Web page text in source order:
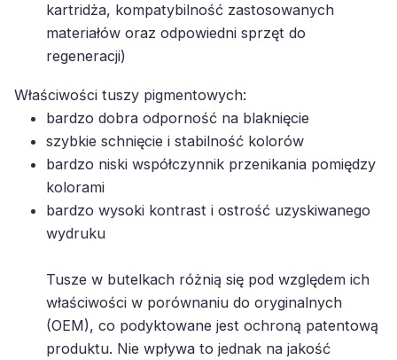
kartridża, kompatybilność zastosowanych
materiałów oraz odpowiedni sprzęt do
regeneracji)
Właściwości tuszy pigmentowych:
bardzo dobra odporność na blaknięcie
szybkie schnięcie i stabilność kolorów
bardzo niski współczynnik przenikania pomiędzy
kolorami
bardzo wysoki kontrast i ostrość uzyskiwanego
wydruku
Tusze w butelkach różnią się pod względem ich
właściwości w porównaniu do oryginalnych
(OEM), co podyktowane jest ochroną patentową
produktu. Nie wpływa to jednak na jakość